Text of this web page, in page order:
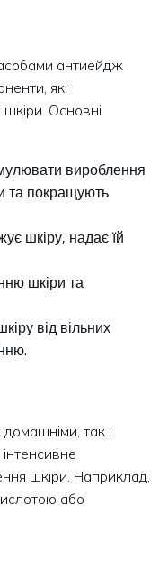
антиейдж
які
Основні
вироблення
та покращують
шкіру, надає їй
шкіри та
від вільних
так і
шкіри. Наприклад,
або